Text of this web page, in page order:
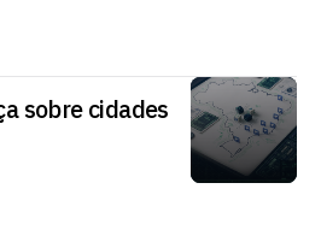
sobre cidades